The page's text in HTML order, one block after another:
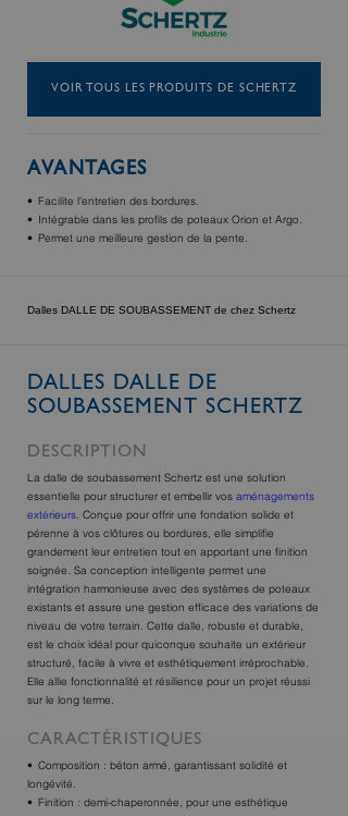
VOIR TOUS LES PRODUITS DE SCHERTZ
AVANTAGES
Facilite l'entretien des bordures.
Intégrable dans les profils de poteaux Orion et Argo.
Permet une meilleure gestion de la pente.
Dalles DALLE DE SOUBASSEMENT de chez Schertz
DALLES DALLE DE
SOUBASSEMENT SCHERTZ
DESCRIPTION
La dalle de soubassement Schertz est une solution
essentielle pour structurer et embellir vos aménagements
extérieurs. Conçue pour offrir une fondation solide et
pérenne à vos clôtures ou bordures, elle simplifie
grandement leur entretien tout en apportant une finition
soignée. Sa conception intelligente permet une
intégration harmonieuse avec des systèmes de poteaux
existants et assure une gestion efficace des variations de
niveau de votre terrain. Cette dalle, robuste et durable,
est le choix idéal pour quiconque souhaite un extérieur
structuré, facile à vivre et esthétiquement irréprochable.
Elle allie fonctionnalité et résilience pour un projet réussi
sur le long terme.
CARACTÉRISTIQUES
Composition : béton armé, garantissant solidité et
longévité.
Finition : demi-chaperonnée, pour une esthétique